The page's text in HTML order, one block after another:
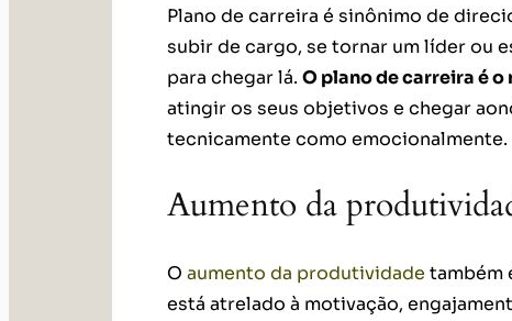
Plano de carreira é sinônimo de
subir de cargo, se tornar um líder ou
para chegar lá. O plano de carreira é
atingir os seus objetivos e chegar
tecnicamente como emocionalmente.
Aumento da
O aumento da produtividade também
está atrelado à motivação,